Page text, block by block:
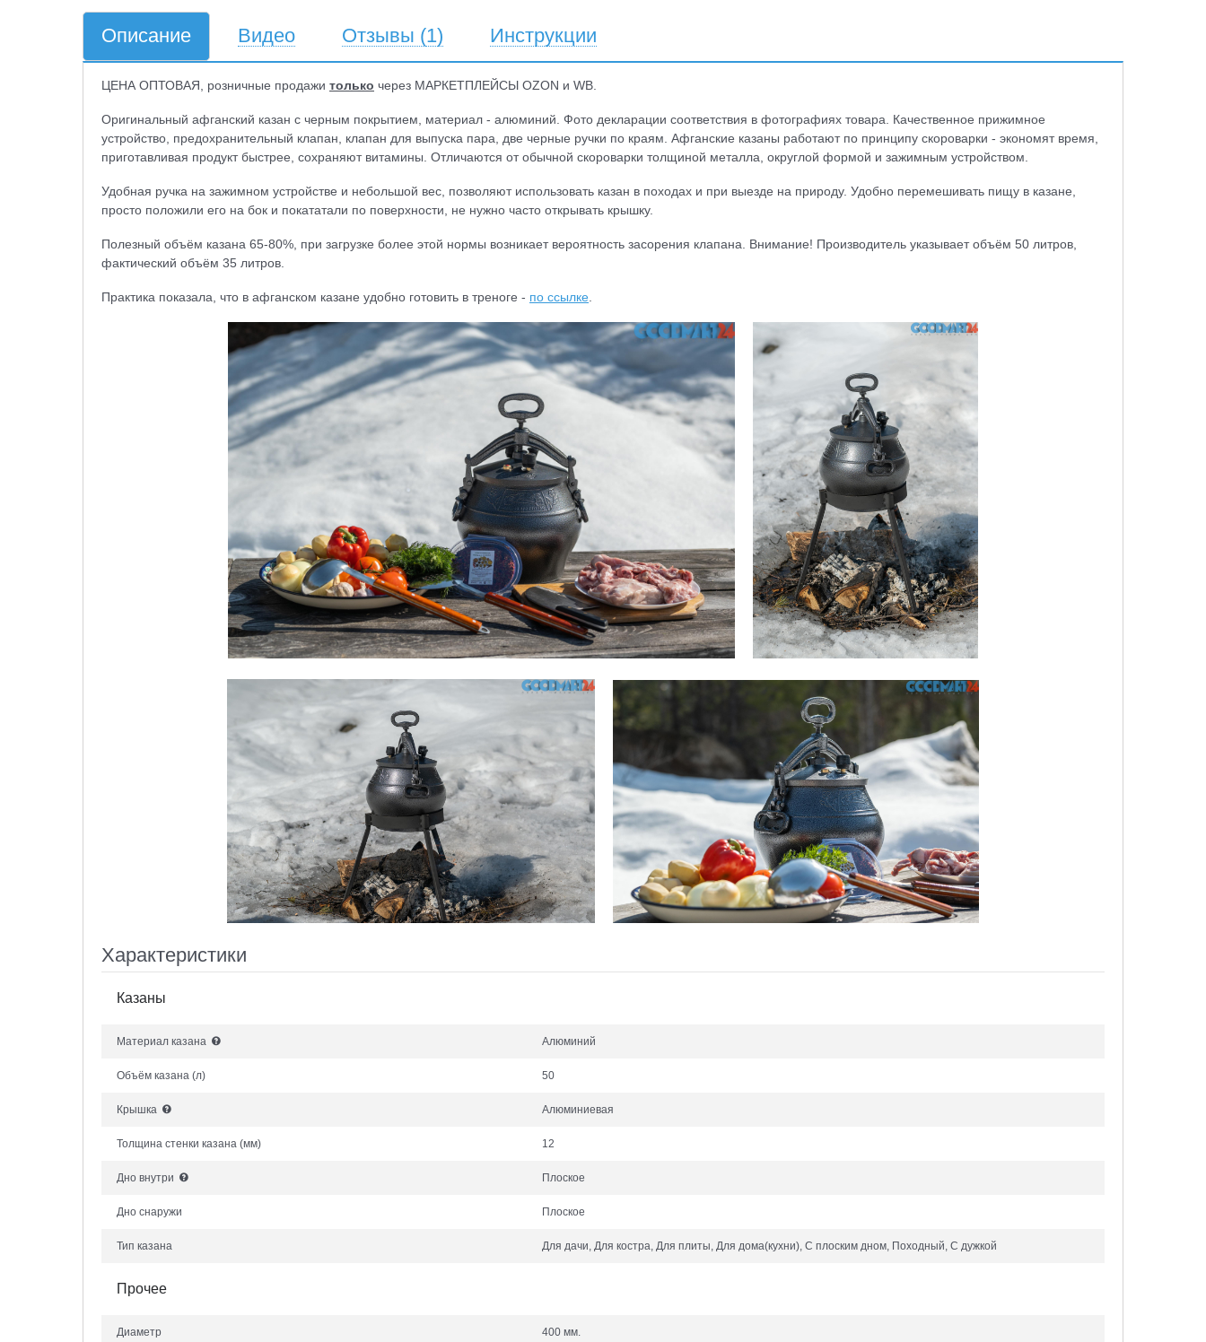
Описание Видео Отзывы (1) Инструкции
ЦЕНА ОПТОВАЯ, розничные продажи только через МАРКЕТПЛЕЙСЫ OZON и WB.
Оригинальный афганский казан с черным покрытием, материал - алюминий. Фото декларации соответствия в фотографиях товара. Качественное прижимное
устройство, предохранительный клапан, клапан для выпуска пара, две черные ручки по краям. Афганские казаны работают по принципу скороварки - экономят время,
приготавливая продукт быстрее, сохраняют витамины. Отличаются от обычной скороварки толщиной металла, округлой формой и зажимным устройством.
Удобная ручка на зажимном устройстве и небольшой вес, позволяют использовать казан в походах и при выезде на природу. Удобно перемешивать пищу в казане,
просто положили его на бок и покататали по поверхности, не нужно часто открывать крышку.
Полезный объём казана 65-80%, при загрузке более этой нормы возникает вероятность засорения клапана. Внимание! Производитель указывает объём 50 литров,
фактический объём 35 литров.
Практика показала, что в афганском казане удобно готовить в треноге - по ссылке.
Характеристики
Казаны
Материал казана Алюминий
Объём казана (л) 50
Крышка Алюминиевая
Толщина стенки казана (мм) 12
Дно внутри Плоское
Дно снаружи Плоское
Тип казана Для дачи, Для костра, Для плиты, Для дома(кухни), С плоским дном, Походный, С дужкой
Прочее
Диаметр 400 мм.